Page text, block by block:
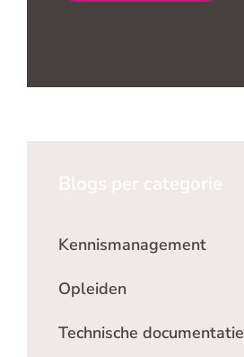
Kennismanagement
Opleiden
Technische documentatie